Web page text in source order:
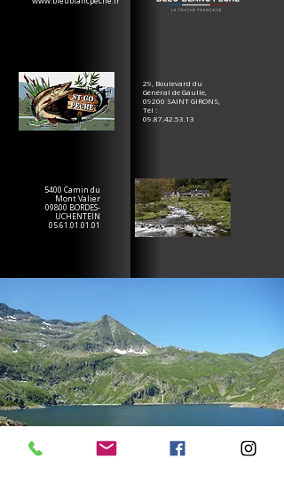
29, Boulevard du
Général de Gaulle,
09200 SAINT GIRONS,
Tél :
09.87.42.53.13
5400 Camin du
Mont Valier
09800 BORDES-
UCHENTEIN
05.61.01.01.01